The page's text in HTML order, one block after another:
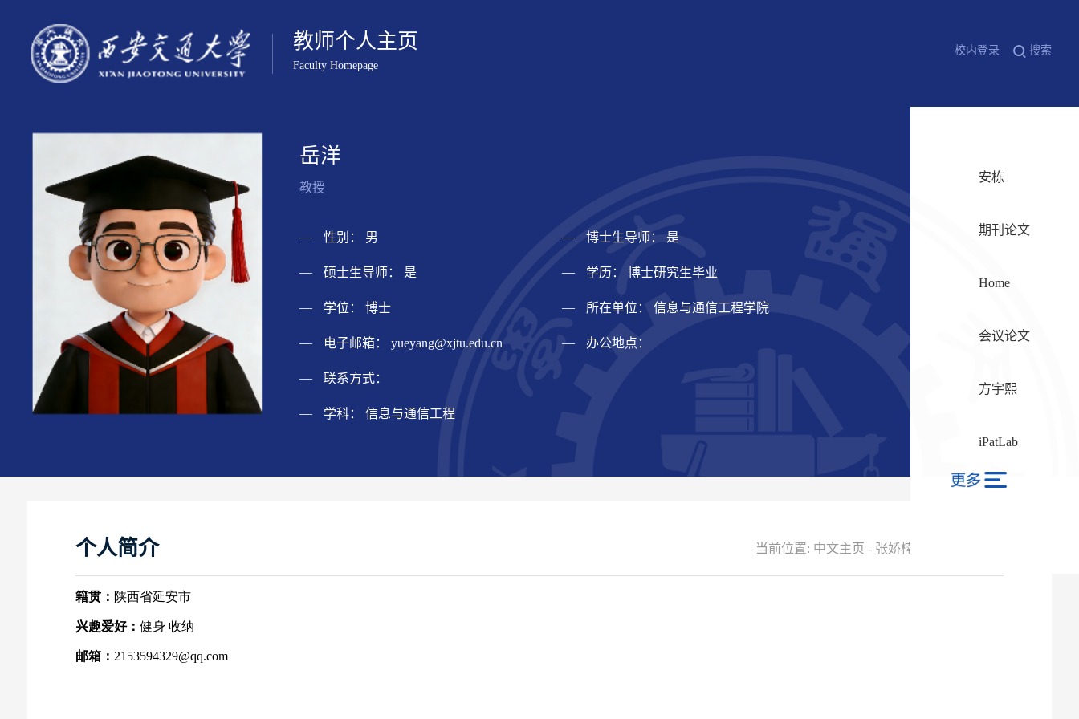
教师个人主页
Faculty Homepage
搜索
校内登录
岳洋
教授
性别： 男 博士生导师： 是
硕士生导师： 是 学历： 博士研究生毕业
学位： 博士 所在单位： 信息与通信工程学院
电子邮箱：yueyang@xjtu.edu.cn 办公地点：
联系方式：
学科： 信息与通信工程
安栋
期刊论文
Home
会议论文
方宇熙
iPatLab
个人简介 当前位置: 中文主页 - 张娇楠